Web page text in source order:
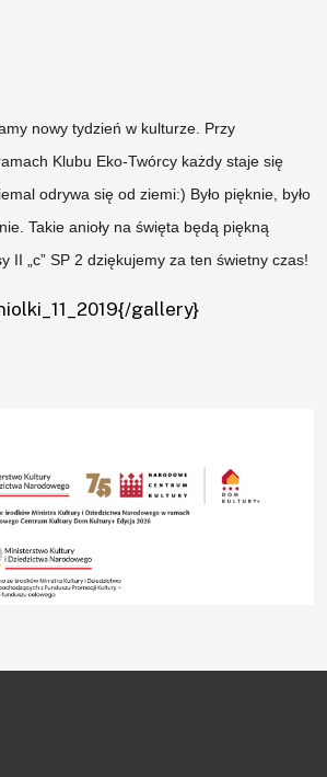
nowy tydzień w kulturze. Przy
Klubu Eko-Twórcy każdy staje się
odrywa się od ziemi:) Było pięknie, było
Takie anioły na święta będą piękną
II „c” SP 2 dziękujemy za ten świetny czas!
gallery}